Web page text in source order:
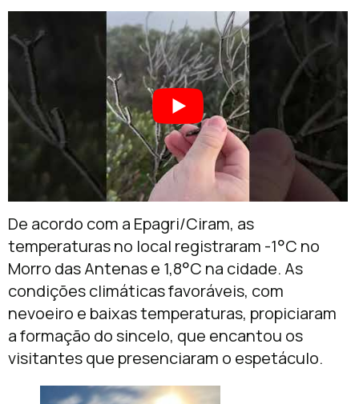
De acordo com a Epagri/Ciram, as
temperaturas no local registraram -1°C no
Morro das Antenas e 1,8°C na cidade. As
condições climáticas favoráveis, com
nevoeiro e baixas temperaturas, propiciaram
a formação do sincelo, que encantou os
visitantes que presenciaram o espetáculo.